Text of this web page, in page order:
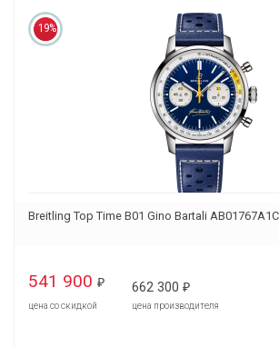
19%
Breitling Top Time B01 Gino Bartali
541 900 ₽
цена со скидкой
662 300 ₽
цена производителя